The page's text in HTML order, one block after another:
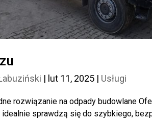
| lut 11, 2025 | Usługi
rozwiązanie na odpady budowlane
sprawdzą się do szybkiego,